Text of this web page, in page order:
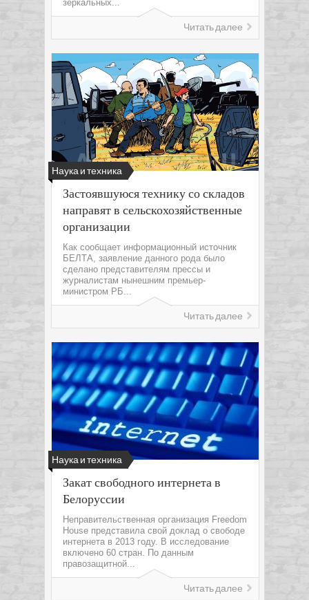
зеркальных...
Читать далее
Наука и техника
Застоявшуюся технику со складов
направят в сельскохозяйственные
организации
Как сообщает информационный источник
БЕЛТА, заявление данного рода было
сделано представителям прессы и
журналистам нынешним премьер-
министром РБ...
Читать далее
Наука и техника
Закат свободного интернета в
Белоруссии
Неправительственная организация Freedom
House представила свой доклад о свободе
интернета в 2013 году. В исследование
включено 60 стран. По данным
правозащитной...
Читать далее